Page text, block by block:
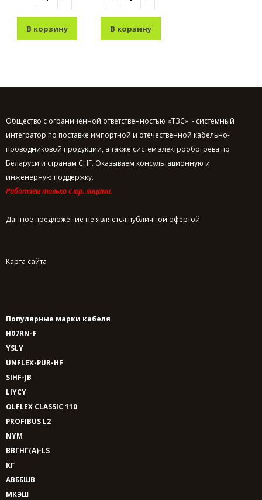
В корзину В корзину
Общество с ограниченной ответственностью «ТЗС» - системный
интегратор по поставке импортной и отечественной кабельно-
проводниковой продукции, а также систем электрообогрева по
Беларуси и странам СНГ. Оказываем консультационную и
инженерную поддержку.
Работаем только с юр. лицами.
Данное предложение не является публичной офертой
Карта сайта
Популярные марки кабеля
H07RN-F
YSLY
UNFLEX-PUR-HF
SIHF-JB
LIYCY
OLFLEX CLASSIC 110
PROFIBUS L2
NYM
ВВГНГ(A)-LS
КГ
АВББШВ
МКЭШ